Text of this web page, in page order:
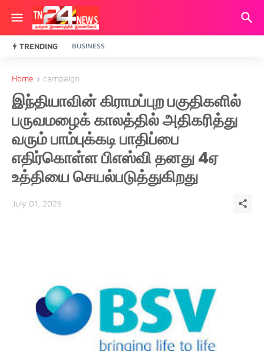
TRENDING BUSINESS
Home campaign
இந்தியாவின் கிராமப்புற பகுதிகளில்
பருவமழைக் காலத்தில் அதிகரித்து
வரும் பாம்புக்கடி பாதிப்பை
எதிர்கொள்ள பிஎஸ்வி தனது 4ஏ
உத்தியை செயல்படுத்துகிறது
July 01, 2026